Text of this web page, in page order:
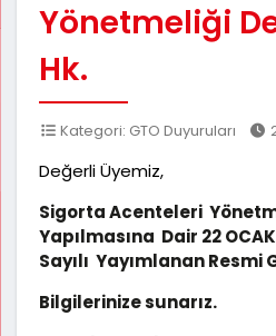
Yönetmeliği
Hk.
Kategori: GTO Duyuruları
Değerli Üyemiz,
Sigorta Acenteleri
Yapılmasına Dair 22
Sayılı Yayımlanan Resmi
Bilgilerinize sunarız.